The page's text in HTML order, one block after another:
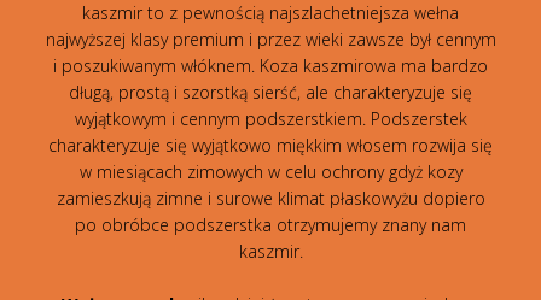
kaszmir to z pewnością najszlachetniejsza wełna
najwyższej klasy premium i przez wieki zawsze był cennym
i poszukiwanym włóknem. Koza kaszmirowa ma bardzo
długą, prostą i szorstką sierść, ale charakteryzuje się
wyjątkowym i cennym podszerstkiem. Podszerstek
charakteryzuje się wyjątkowo miękkim włosem rozwija się
w miesiącach zimowych w celu ochrony gdyż kozy
zamieszkują zimne i surowe klimat płaskowyżu dopiero
po obróbce podszerstka otrzymujemy znany nam
kaszmir.